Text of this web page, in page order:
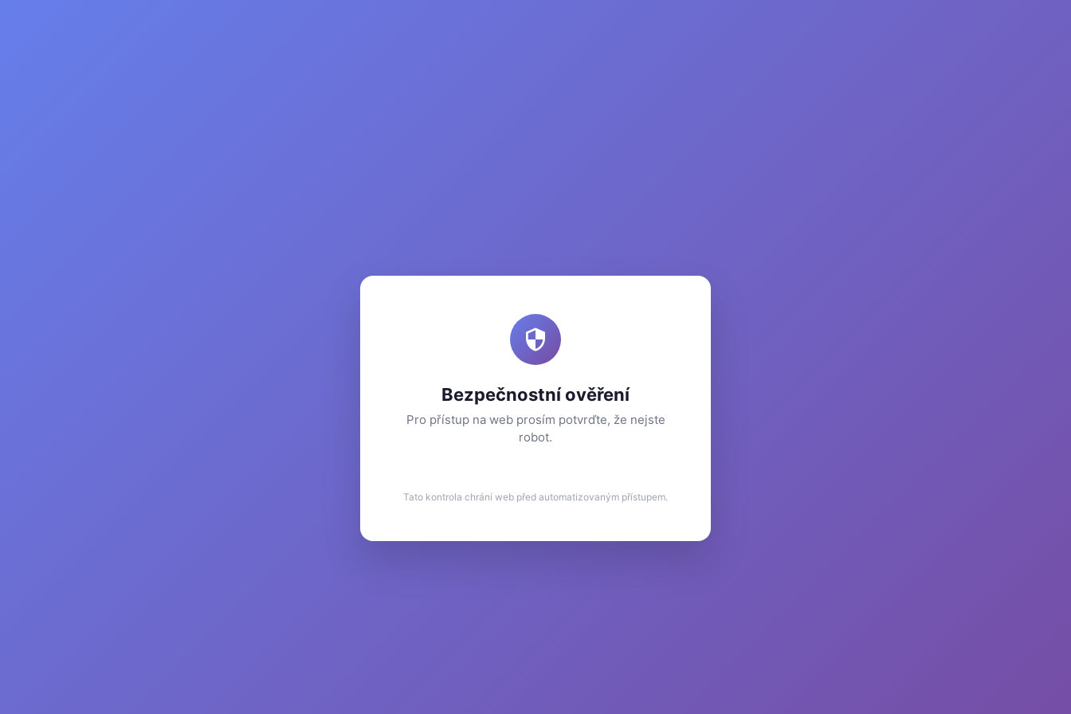
Bezpečnostní ověření
Pro přístup na web prosím potvrďte, že nejste
robot.
Tato kontrola chrání web před automatizovaným přístupem.